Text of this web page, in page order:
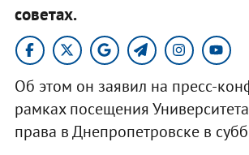
советах.
Об этом он заявил на пресс-
рамках посещения
права в Днепропетровске в